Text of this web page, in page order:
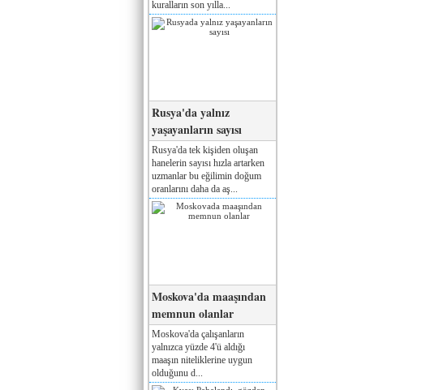
kuralların son yılla...
Rusya'da yalnız
yaşayanların sayısı
Rusya'da tek kişiden oluşan
hanelerin sayısı hızla artarken
uzmanlar bu eğilimin doğum
oranlarını daha da aş...
Moskova'da maaşından
memnun olanlar
Moskova'da çalışanların
yalnızca yüzde 4'ü aldığı
maaşın niteliklerine uygun
olduğunu d...